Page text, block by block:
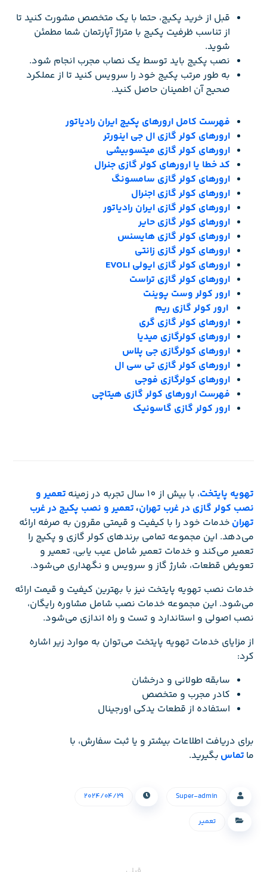
قبل از خرید پکیج، حتما با یک متخصص مشورت کنید تا
از تناسب ظرفیت پکیج با متراژ آپارتمان شما مطمئن
شوید.
نصب پکیج باید توسط یک نصاب مجرب انجام شود.
به طور مرتب پکیج خود را سرویس کنید تا از عملکرد
صحیح آن اطمینان حاصل کنید.
فهرست کامل ارورهای پکیج ایران رادیاتور
ارورهای کولر گازی ال جی اینورتر
ارورهای کولر گازی میتسوبیشی
کد خطا یا ارورهای کولر گازی جنرال
ارورهای کولر گازی سامسونگ
ارورهای کولر گازی اجنرال
ارورهای کولر گازی ایران رادیاتور
ارورهای کولر گازی حایر
ارورهای کولر گازی هایسنس
ارورهای کولر گازی زانتی
ارورهای کولر گازی ایولی EVOLI
ارورهای کولر گازی تراست
ارور کولر وست پوینت
ارور کولر گازی ریم
ارورهای کولر گازی گری
ارورهای کولرگازی میدیا
ارورهای کولرگازی جی پلاس
ارورهای کولر گازی تی سی ال
ارورهای کولرگازی فوجی
فهرست ارورهای کولر گازی هیتاچی
ارور کولر گازی گاسونیک
تهویه پایتخت، با بیش از 10 سال تجربه در زمینه
تعمیر و
نصب کولر گازی در غرب تهران، تعمیر و نصب پکیج در غرب
تهران خدمات خود را با کیفیت و قیمتی مقرون به صرفه ارائه
می‌دهد. این مجموعه تمامی برندهای کولر گازی و پکیج را
تعمیر می‌کند و خدمات تعمیر شامل عیب یابی، تعمیر و
تعویض قطعات، شارژ گاز و سرویس و نگهداری می‌شود.
خدمات نصب تهویه پایتخت نیز با بهترین کیفیت و قیمت ارائه
می‌شود. این مجموعه خدمات نصب شامل مشاوره رایگان،
نصب اصولی و استاندارد و تست و راه اندازی می‌شود.
از مزایای خدمات تهویه پایتخت می‌توان به موارد زیر اشاره
کرد:
سابقه طولانی و درخشان
کادر مجرب و متخصص
استفاده از قطعات یدکی اورجینال
برای دریافت اطلاعات بیشتر و یا ثبت سفارش، با
ما تماس بگیرید.
Super-admin ۲۰۲۴/۰۴/۲۹
تعمیر